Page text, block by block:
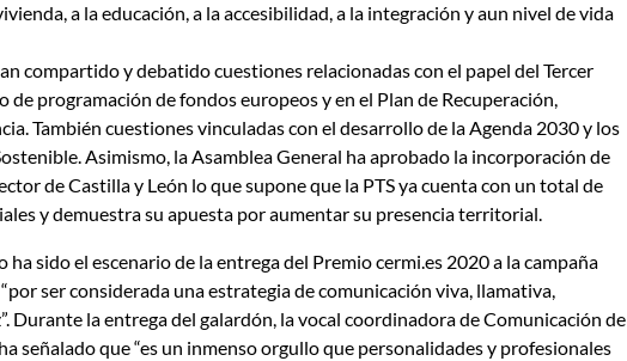
a la educación, a la accesibilidad, a la integración y aun nivel de vida
compartido y debatido cuestiones relacionadas con el papel del Tercer
de programación de fondos europeos y en el Plan de Recuperación,
También cuestiones vinculadas con el desarrollo de la Agenda 2030 y los
Asimismo, la Asamblea General ha aprobado la incorporación de
de Castilla y León lo que supone que la PTS ya cuenta con un total de
y demuestra su apuesta por aumentar su presencia territorial.
ha sido el escenario de la entrega del Premio cermi.es 2020 a la campaña
ser considerada una estrategia de comunicación viva, llamativa,
Durante la entrega del galardón, la vocal coordinadora de Comunicación de
señalado que “es un inmenso orgullo que personalidades y profesionales